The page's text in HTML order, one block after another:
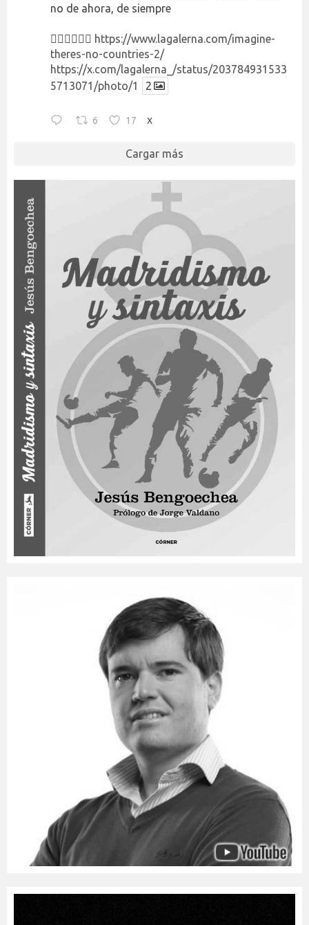
no de ahora, de siempre
👉🏻👉🏻👉🏻 https://www.lagalerna.com/imagine-
theres-no-countries-2/
https://x.com/lagalerna_/status/203784931533
5713071/photo/1
2
6 17 X
Cargar más